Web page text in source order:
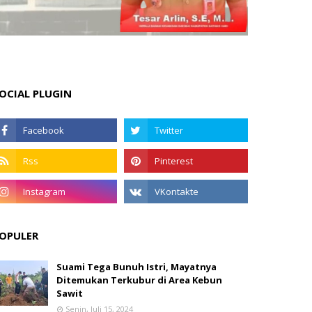
PLUGIN
Suami Tega Bunuh Istri, Mayatnya
Ditemukan Terkubur di Area Kebun
Sawit
Senin, Juli 15, 2024